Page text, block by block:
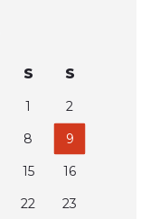
S S
1
2
8
9
15
16
22
23